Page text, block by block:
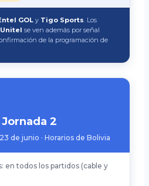
GOL y Tigo Sports. Los
se ven además por señal
de la programación de
2
de junio · Horarios de Bolivia
en todos los partidos (cable y